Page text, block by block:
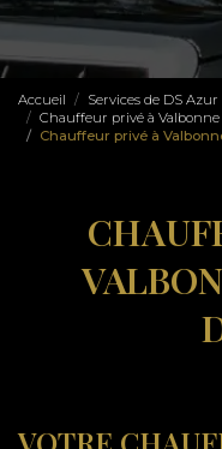
Accueil
Services de DS
Chauffeur privé à
Chauffeur privé à